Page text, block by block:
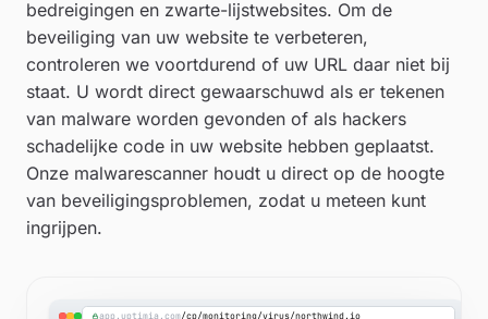
bedreigingen en zwarte-lijstwebsites. Om de
beveiliging van uw website te verbeteren,
controleren we voortdurend of uw URL daar niet bij
staat. U wordt direct gewaarschuwd als er tekenen
van malware worden gevonden of als hackers
schadelijke code in uw website hebben geplaatst.
Onze malwarescanner houdt u direct op de hoogte
van beveiligingsproblemen, zodat u meteen kunt
ingrijpen.